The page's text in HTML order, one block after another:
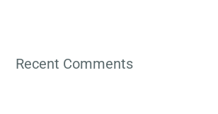
Recent Comments